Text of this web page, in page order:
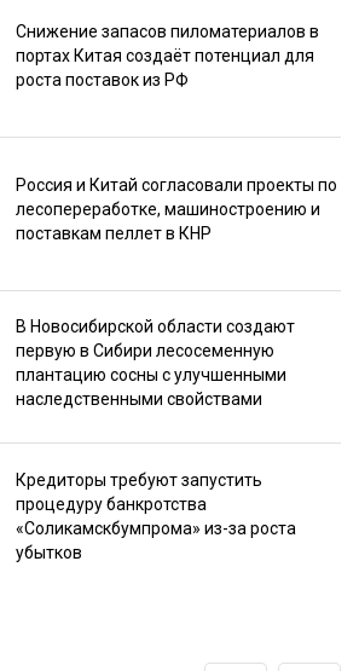
Снижение запасов пиломатериалов в
портах Китая создаёт потенциал для
роста поставок из РФ
Россия и Китай согласовали проекты по
лесопереработке, машиностроению и
поставкам пеллет в КНР
В Новосибирской области создают
первую в Сибири лесосеменную
плантацию сосны с улучшенными
наследственными свойствами
Кредиторы требуют запустить
процедуру банкротства
«Соликамскбумпрома» из-за роста
убытков